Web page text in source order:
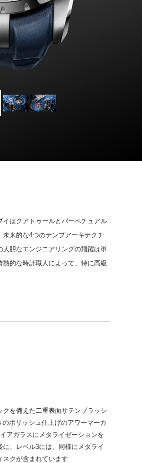
はクアトゥールとパーペチュアル
来的な4つのテンプアーキテクチ
胆なエンジニアリングの飛躍は単
的な時計職人によって、特に高級
を備えた二重表面サテンブラッシ
ポリッシュ仕上げのアワーマーカ
アガラスにメタライゼーションを
、レベル3には、同様にメタライ
スクが含まれています